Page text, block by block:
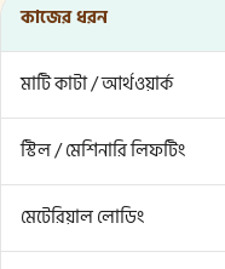
কাজের ধরন
মাটি কাটা / আর্থওয়ার্ক
স্টিল / মেশিনারি লিফটিং
মেটেরিয়াল লোডিং